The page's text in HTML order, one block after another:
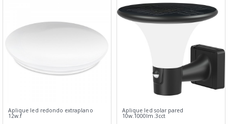
Aplique led redondo extraplano
12w.f
Aplique led solar pared
10w.1000lm.3cct